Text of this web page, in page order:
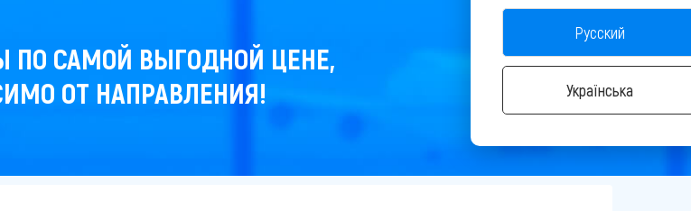
Русский
Українська
ПО САМОЙ ВЫГОДНОЙ ЦЕНЕ,
ОТ НАПРАВЛЕНИЯ!